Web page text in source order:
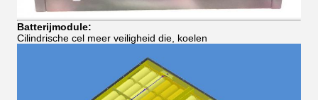
Batterijmodule:
Cilindrische cel meer veiligheid die, koelen